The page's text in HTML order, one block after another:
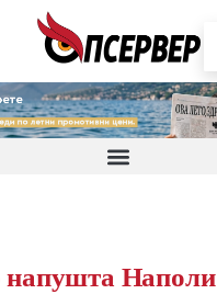
напушта Наполи